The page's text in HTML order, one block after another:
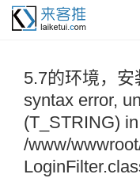
5.7的环境，安
syntax error,
(T_STRING) in
/www/